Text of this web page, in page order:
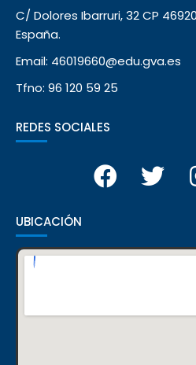
C/ Dolores Ibarruri, 32 CP
España.
Email: 46019660@edu.gva.es
Tfno: 96 120 59 25
REDES SOCIALES
UBICACIÓN